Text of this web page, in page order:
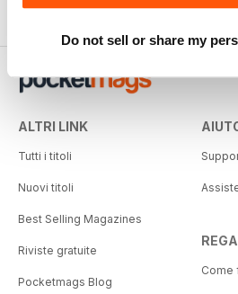
Do not sell or share my
ALTRI LINK
Tutti i titoli
Nuovi titoli
Best Selling Magazines
Riviste gratuite
Pocketmags Blog
Come